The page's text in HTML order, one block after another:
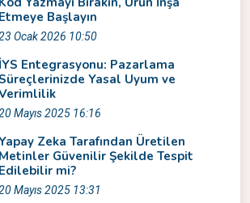
Etmeye Başlayın
Ocak 2026 10:50
İYS Entegrasyonu: Pazarlama
Yasal Uyum ve
Mayıs 2025 16:16
Zeka Tarafından Üretilen
Metinler Güvenilir Şekilde Tespit
Edilebilir mi?
Mayıs 2025 13:31